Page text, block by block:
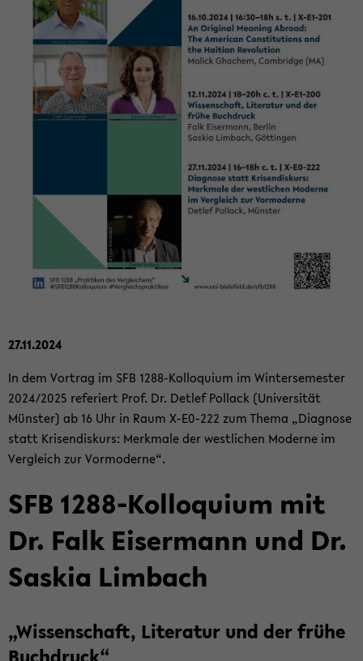
27.11.2024
In dem Vor­trag im SFB 1288-​Kolloquium im Win­ter­se­mes­ter
2024/2025 re­fe­riert Prof. Dr. Det­lef Pol­lack (Uni­ver­si­tät
Müns­ter) ab 16 Uhr in Raum X-​E0-222 zum Thema „Dia­gno­se
statt Kri­sen­dis­kurs: Merk­ma­le der west­li­chen Mo­der­ne im
Ver­gleich zur Vor­mo­der­ne“.
SFB 1288-​Kolloquium mit
Dr. Falk Eis­er­mann und Dr.
Sas­kia Lim­bach
„Wis­sen­schaft, Li­te­ra­tur und der frühe